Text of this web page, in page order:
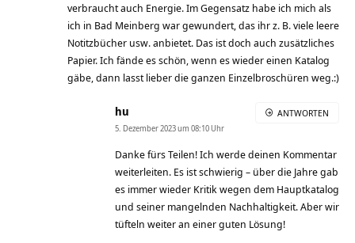
verbraucht auch Energie. Im Gegensatz habe ich mich als
ich in Bad Meinberg war gewundert, das ihr z. B. viele leere
Notitzbücher usw. anbietet. Das ist doch auch zusätzliches
Papier. Ich fände es schön, wenn es wieder einen Katalog
gäbe, dann lasst lieber die ganzen Einzelbroschüren weg.:)
hu
5. Dezember 2023 um 08:10 Uhr
Danke fürs Teilen! Ich werde deinen Kommentar
weiterleiten. Es ist schwierig – über die Jahre gab
es immer wieder Kritik wegen dem Hauptkatalog
und seiner mangelnden Nachhaltigkeit. Aber wir
tüfteln weiter an einer guten Lösung!
ANTWORTEN